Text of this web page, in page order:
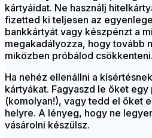
kártyáidat. Ne használj
fizetted ki teljesen az
bankkártyát vagy készpénzt a
megakadályozza, hogy tovább
miközben próbálod csökkenteni.
Ha nehéz ellenállni a
kártyákat. Fagyaszd le őket egy
(komolyan!), vagy tedd el őket
helyre. A lényeg, hogy ne
vásárolni készülsz.